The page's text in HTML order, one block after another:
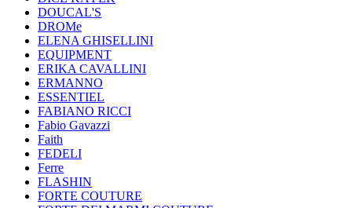
DOUCAL'S
DROMe
ELENA GHISELLINI
EQUIPMENT
ERIKA CAVALLINI
ERMANNO
ESSENTIEL
FABIANO RICCI
Fabio Gavazzi
Faith
FEDELI
Ferre
FLASHIN
FORTE COUTURE